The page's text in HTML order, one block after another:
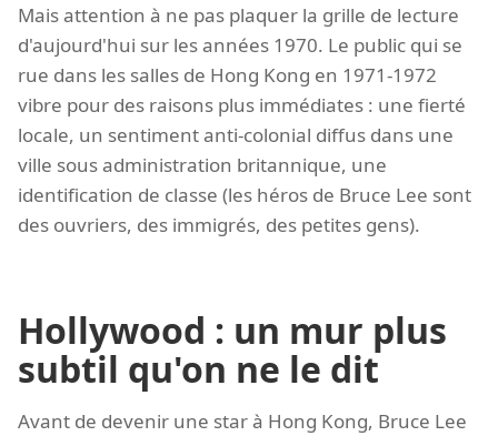
Mais attention à ne pas plaquer la grille de lecture
d'aujourd'hui sur les années 1970. Le public qui se
rue dans les salles de Hong Kong en 1971-1972
vibre pour des raisons plus immédiates : une fierté
locale, un sentiment anti-colonial diffus dans une
ville sous administration britannique, une
identification de classe (les héros de Bruce Lee sont
des ouvriers, des immigrés, des petites gens).
Hollywood : un mur plus
subtil qu'on ne le dit
Avant de devenir une star à Hong Kong, Bruce Lee